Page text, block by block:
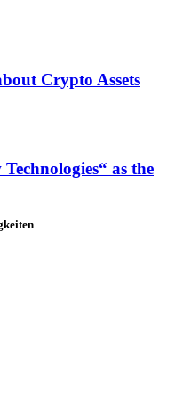
Crypto Assets
as the